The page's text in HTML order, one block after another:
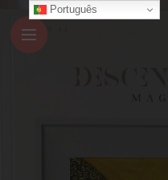
Português